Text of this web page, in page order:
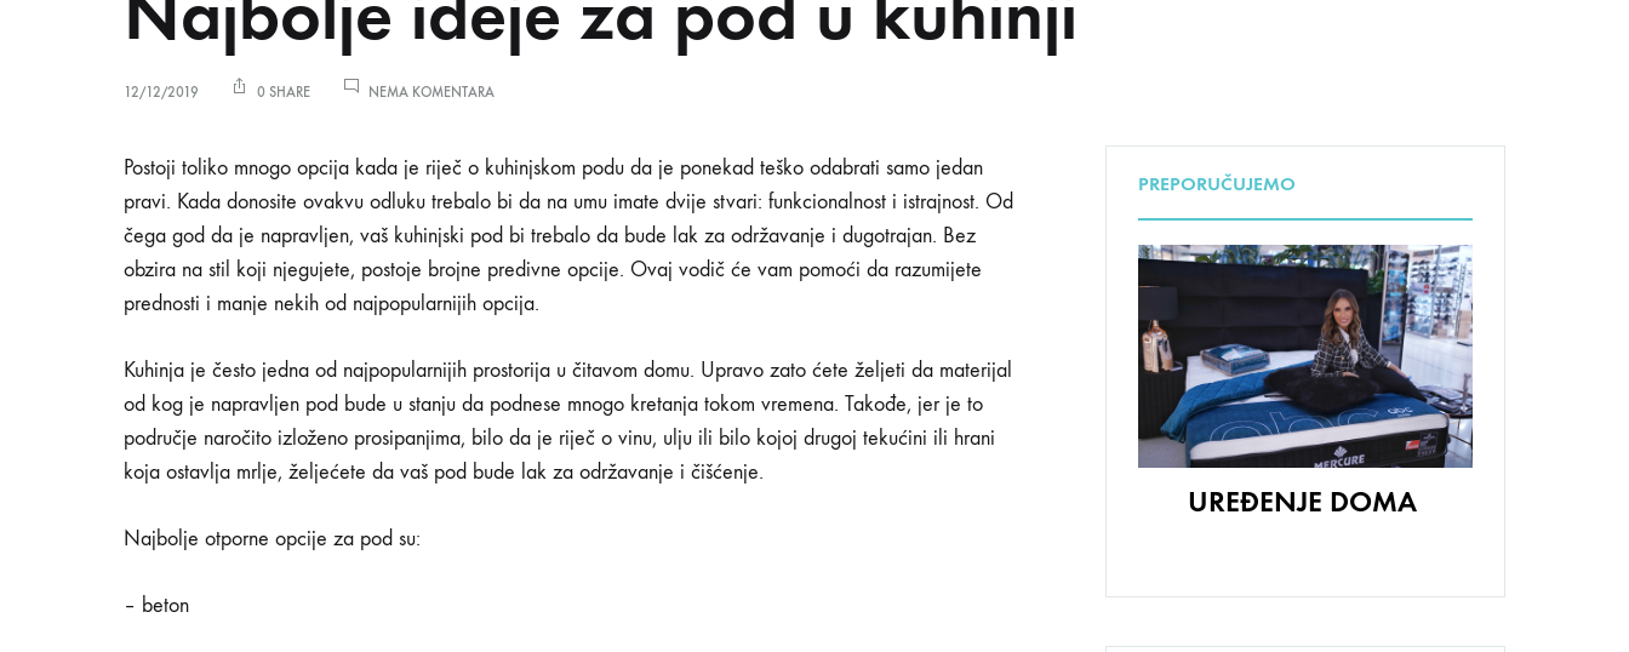
NOVOSTI INSPIRACIJA PRAKTIČNI SAVJETI PONUDA
12/12/2019 0 SHARE NEMA KOMENTARANA
ZA
POD
U
KUHINJI
Najbolje
ideje
za
pod
u
kuhinji
Postoji toliko mnogo opcija kada je riječ o kuhinjskom podu da je ponekad teško odabrati samo jedan
pravi. Kada donosite ovakvu odluku trebalo bi da na umu imate dvije stvari: funkcionalnost i istrajnost. Od
čega god da je napravljen, vaš kuhinjski pod bi trebalo da bude lak za održavanje i dugotrajan. Bez
obzira na stil koji njegujete, postoje brojne predivne opcije. Ovaj vodič će vam pomoći da razumijete
prednosti i manje nekih od najpopularnijih opcija.
Kuhinja je često jedna od najpopularnijih prostorija u čitavom domu. Upravo zato ćete željeti da materijal
od kog je napravljen pod bude u stanju da podnese mnogo kretanja tokom vremena. Takođe, jer je to
područje naročito izloženo prosipanjima, bilo da je riječ o vinu, ulju ili bilo kojoj drugoj tekućini ili hrani
koja ostavlja mrlje, željećete da vaš pod bude lak za održavanje i čišćenje.
Najbolje otporne opcije za pod su:
– beton
PREPORUČUJEMO
UREĐENJE DOMA